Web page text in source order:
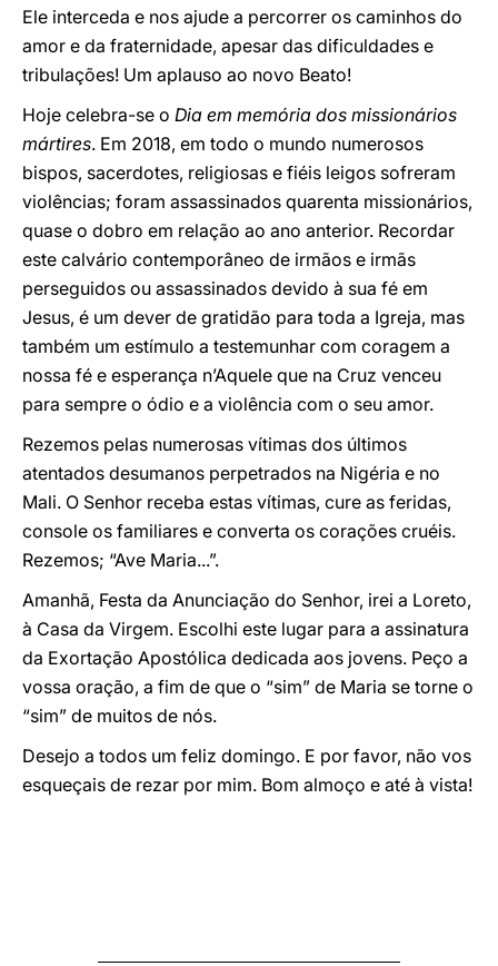
Ele interceda e nos ajude a percorrer os caminhos do
amor e da fraternidade, apesar das dificuldades e
tribulações! Um aplauso ao novo Beato!
Hoje celebra-se o Dia em memória dos missionários
mártires. Em 2018, em todo o mundo numerosos
bispos, sacerdotes, religiosas e fiéis leigos sofreram
violências; foram assassinados quarenta missionários,
quase o dobro em relação ao ano anterior. Recordar
este calvário contemporâneo de irmãos e irmãs
perseguidos ou assassinados devido à sua fé em
Jesus, é um dever de gratidão para toda a Igreja, mas
também um estímulo a testemunhar com coragem a
nossa fé e esperança n’Aquele que na Cruz venceu
para sempre o ódio e a violência com o seu amor.
Rezemos pelas numerosas vítimas dos últimos
atentados desumanos perpetrados na Nigéria e no
Mali. O Senhor receba estas vítimas, cure as feridas,
console os familiares e converta os corações cruéis.
Rezemos; “Ave Maria...”.
Amanhã, Festa da Anunciação do Senhor, irei a Loreto,
à Casa da Virgem. Escolhi este lugar para a assinatura
da Exortação Apostólica dedicada aos jovens. Peço a
vossa oração, a fim de que o “sim” de Maria se torne o
“sim” de muitos de nós.
Desejo a todos um feliz domingo. E por favor, não vos
esqueçais de rezar por mim. Bom almoço e até à vista!